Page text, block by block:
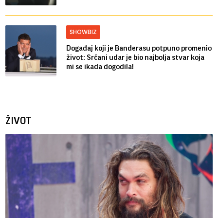
SHOWBIZ
Događaj koji je Banderasu potpuno promenio
život: Srčani udar je bio najbolja stvar koja
mi se ikada dogodila!
ŽIVOT